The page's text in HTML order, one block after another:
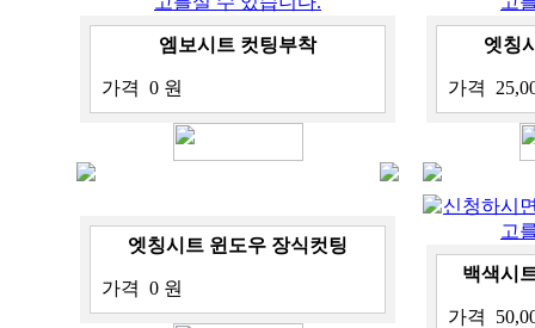
엠보시트 컷팅부착
가격 0 원
엣칭
가격
엣칭시트 윈도우 장식컷팅
가격 0 원
백색시
가격